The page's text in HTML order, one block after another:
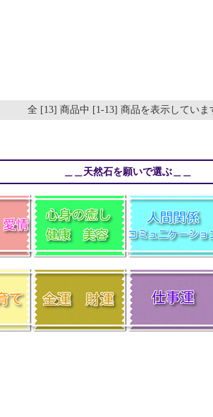
全 [13] 商品中 [1-13] 商品を表示していま
＿＿天然石を願いで選ぶ＿＿